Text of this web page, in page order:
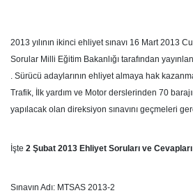
2013 yılının ikinci ehliyet sınavı 16 Mart 2013
Sorular Milli Eğitim Bakanlığı tarafından
. Sürücü adaylarının ehliyet almaya hak
Trafik, İlk yardım ve Motor derslerinden 70
yapılacak olan direksiyon sınavını geçmeleri
İşte 2 Şubat 2013 Ehliyet Soruları ve
Sınavın Adı: MTSAS 2013-2